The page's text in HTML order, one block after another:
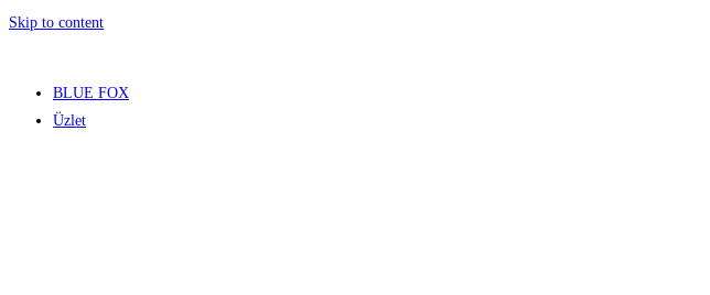
Skip to content
BLUE FOX
Üzlet